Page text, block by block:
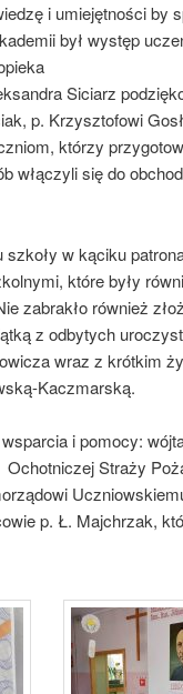
i umiejętności by
był występ
Siciarz
p. Krzysztofowi
którzy
włączyli się do
w kąciku
które były
zabrakło również
z odbytych
wraz z krótkim
Kaczmarską.
i pomocy:
Straży
p. Ł. Majchrzak,